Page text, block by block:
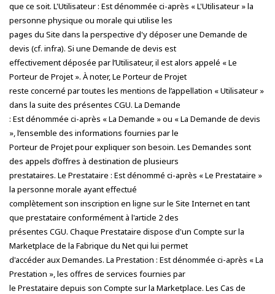
que ce soit. L'Utilisateur : Est dénommée ci-après « L'Utilisateur » la
personne physique ou morale qui utilise les
pages du Site dans la perspective d'y déposer une Demande de
devis (cf. infra). Si une Demande de devis est
effectivement déposée par l’Utilisateur, il est alors appelé « Le
Porteur de Projet ». À noter, Le Porteur de Projet
reste concerné par toutes les mentions de l’appellation « Utilisateur »
dans la suite des présentes CGU. La Demande
: Est dénommée ci-après « La Demande » ou « La Demande de devis
», l’ensemble des informations fournies par le
Porteur de Projet pour expliquer son besoin. Les Demandes sont
des appels d’offres à destination de plusieurs
prestataires. Le Prestataire : Est dénommé ci-après « Le Prestataire »
la personne morale ayant effectué
complètement son inscription en ligne sur le Site Internet en tant
que prestataire conformément à l'article 2 des
présentes CGU. Chaque Prestataire dispose d'un Compte sur la
Marketplace de la Fabrique du Net qui lui permet
d'accéder aux Demandes. La Prestation : Est dénommée ci-après « La
Prestation », les offres de services fournies par
le Prestataire depuis son Compte sur la Marketplace. Les Cas de